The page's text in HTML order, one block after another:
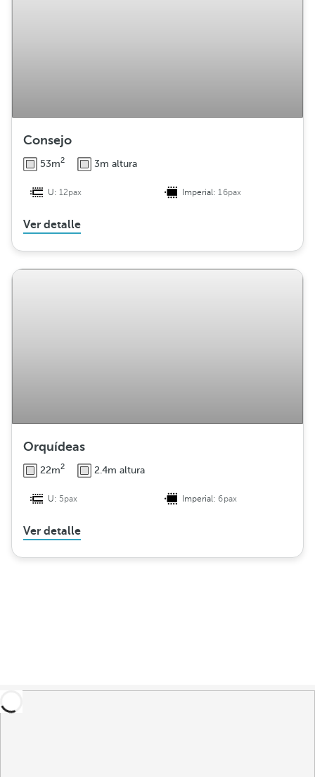
Consejo
53m2 3m altura
U:12pax Imperial:16pax
Ver detalle
Orquídeas
22m2 2.4m altura
U: 5pax Imperial:6pax
Ver detalle